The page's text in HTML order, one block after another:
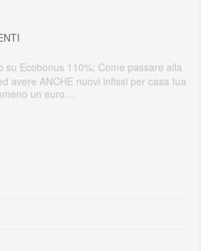
su Ecobonus 110%: Come passare alla
avere ANCHE nuovi infissi per casa tua
un euro…